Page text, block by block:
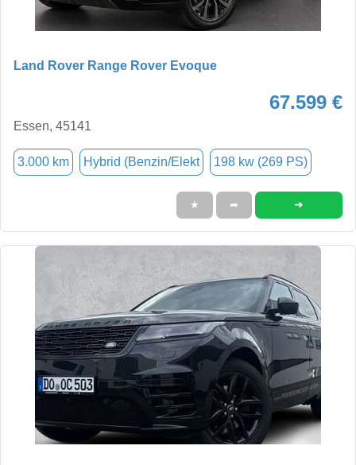
Land Rover Range Rover Evoque
67.599 €
Essen, 45141
3.000 km Hybrid (Benzin/Elekt 198 kw (269 PS)
★ ➦ ➜